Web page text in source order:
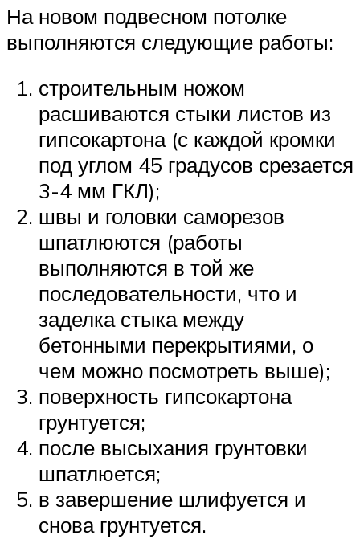
На новом подвесном потолке
выполняются следующие работы:
строительным ножом
расшиваются стыки листов из
гипсокартона (с каждой кромки
под углом 45 градусов срезается
3-4 мм ГКЛ);
швы и головки саморезов
шпатлюются (работы
выполняются в той же
последовательности, что и
заделка стыка между
бетонными перекрытиями, о
чем можно посмотреть выше);
поверхность гипсокартона
грунтуется;
после высыхания грунтовки
шпатлюется;
в завершение шлифуется и
снова грунтуется.